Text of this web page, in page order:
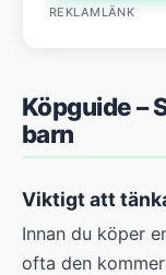
REKLAMLÄNK
Köpguide –
barn
Viktigt att
Innan du köper
ofta den